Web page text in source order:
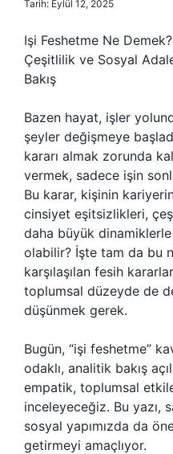
Tarih: Eylül 12, 2025
Işi Feshetme Ne
Çeşitlilik ve Sosyal
Bakış
Bazen hayat, işler
şeyler değişmeye
kararı almak zorunda
vermek, sadece işin
Bu karar, kişinin
cinsiyet eşitsizlikleri,
daha büyük
olabilir? İşte tam da bu
karşılaşılan fesih
toplumsal düzeyde de
düşünmek gerek.
Bugün, “işi feshetme”
odaklı, analitik bakış
empatik, toplumsal
inceleyeceğiz. Bu yazı,
sosyal yapımızda da
getirmeyi amaçlıyor.